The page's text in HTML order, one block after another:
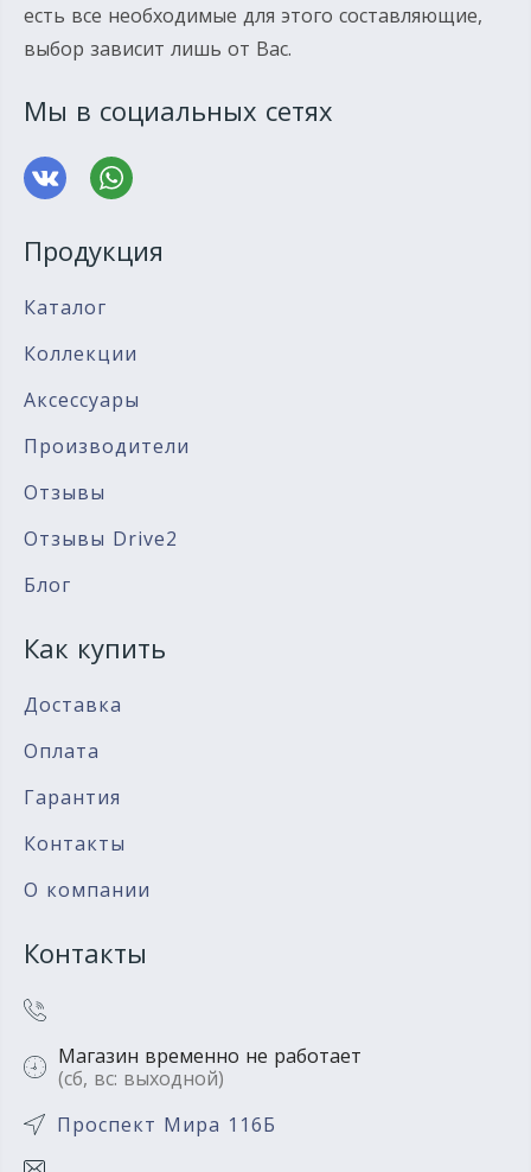
есть все необходимые для этого составляющие,
выбор зависит лишь от Вас.
Мы в социальных сетях
Продукция
Каталог
Коллекции
Аксессуары
Производители
Отзывы
Отзывы Drive2
Блог
Как купить
Доставка
Оплата
Гарантия
Контакты
О компании
Контакты
Магазин временно не работает
(сб, вс: выходной)
Проспект Мира 116Б